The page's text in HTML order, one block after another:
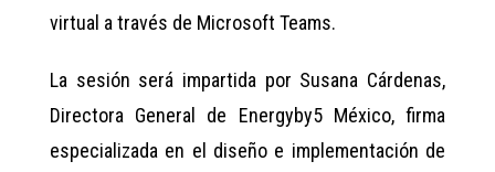
virtual a través de Microsoft Teams.
La sesión será impartida por Susana Cárdenas,
Directora General de Energyby5 México, firma
especializada en el diseño e implementación de